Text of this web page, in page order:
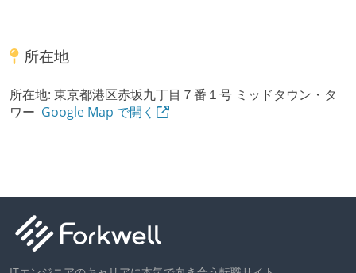
所在地
所在地: 東京都港区赤坂九丁目７番１号 ミッドタウン・タ
ワー Google Map で開く